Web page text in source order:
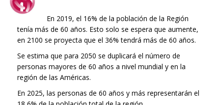
En 2019, el 16% de la población de la Región
tenía más de 60 años. Esto solo se espera que aumente,
en 2100 se proyecta que el 36% tendrá más de 60 años.
Se estima que para 2050 se duplicará el número de
personas mayores de 60 años a nivel mundial y en la
región de las Américas.
En 2025, las personas de 60 años y más representarán el